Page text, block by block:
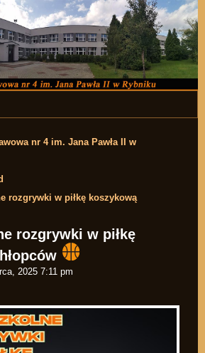
Przejdź do zawartości
nr 4 im. Jana Pawła II w
rozgrywki w piłkę koszykową
rozgrywki w piłkę
2025 7:11 pm